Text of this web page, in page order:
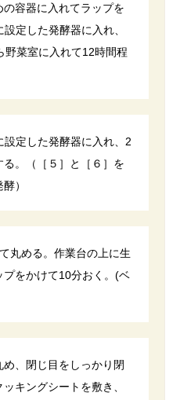
の容器に入れてラップを
定した発酵器に入れ、
野菜室に入れて12時間程
設定した発酵器に入れ、2
。（［５］と［６］を
）
丸める。作業台の上に生
プをかけて10分おく。(ベ
め、閉じ目をしっかり閉
キングシートを敷き、